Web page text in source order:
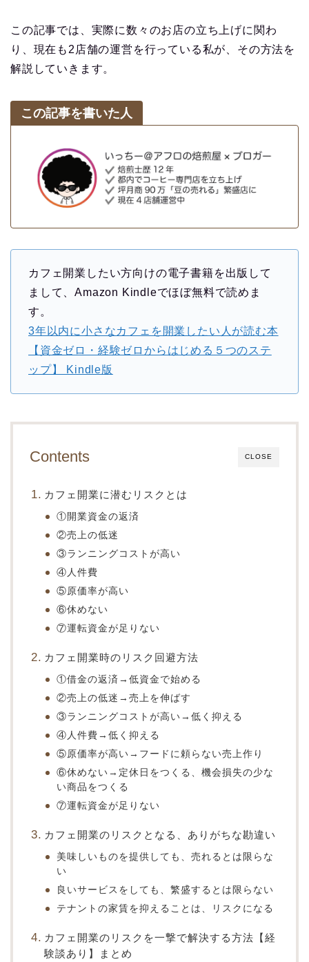
この記事では、実際に数々のお店の立ち上げに関わ
り、現在も2店舗の運営を行っている私が、その方法を
解説していきます。
この記事を書いた人
カフェ開業したい方向けの電子書籍を出版して
まして、Amazon Kindleでほぼ無料で読めま
す。
3年以内に小さなカフェを開業したい人が読む本
【資金ゼロ・経験ゼロからはじめる５つのステ
ップ】 Kindle版
CLOSE
Contents
カフェ開業に潜むリスクとは
①開業資金の返済
②売上の低迷
③ランニングコストが高い
④人件費
⑤原価率が高い
⑥休めない
⑦運転資金が足りない
カフェ開業時のリスク回避方法
①借金の返済→低資金で始める
②売上の低迷→売上を伸ばす
③ランニングコストが高い→低く抑える
④人件費→低く抑える
⑤原価率が高い→フードに頼らない売上作り
⑥休めない→定休日をつくる、機会損失の少な
い商品をつくる
⑦運転資金が足りない
カフェ開業のリスクとなる、ありがちな勘違い
美味しいものを提供しても、売れるとは限らな
い
良いサービスをしても、繁盛するとは限らない
テナントの家賃を抑えることは、リスクになる
カフェ開業のリスクを一撃で解決する方法【経
験談あり】まとめ